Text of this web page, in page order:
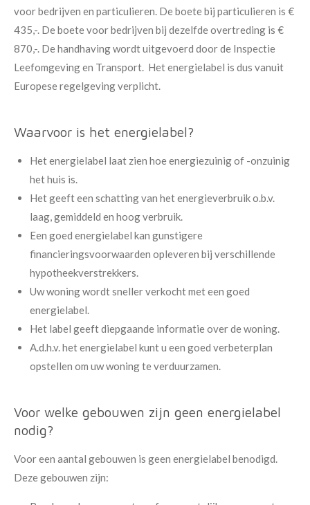
voor bedrijven en particulieren. De boete bij particulieren is €
435,-. De boete voor bedrijven bij dezelfde overtreding is €
870,-. De handhaving wordt uitgevoerd door de Inspectie
Leefomgeving en Transport. Het energielabel is dus vanuit
Europese regelgeving verplicht.
Waarvoor is het energielabel?
Het energielabel laat zien hoe energiezuinig of -onzuinig
het huis is.
Het geeft een schatting van het energieverbruik o.b.v.
laag, gemiddeld en hoog verbruik.
Een goed energielabel kan gunstigere
financieringsvoorwaarden opleveren bij verschillende
hypotheekverstrekkers.
Uw woning wordt sneller verkocht met een goed
energielabel.
Het label geeft diepgaande informatie over de woning.
A.d.h.v. het energielabel kunt u een goed verbeterplan
opstellen om uw woning te verduurzamen.
Voor welke gebouwen zijn geen energielabel
nodig?
Voor een aantal gebouwen is geen energielabel benodigd.
Deze gebouwen zijn: